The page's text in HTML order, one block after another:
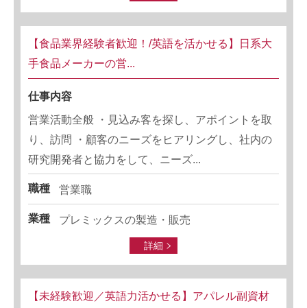
【食品業界経験者歓迎！/英語を活かせる】日系大
手食品メーカーの営...
仕事内容
営業活動全般 ・見込み客を探し、アポイントを取
り、訪問 ・顧客のニーズをヒアリングし、社内の
研究開発者と協力をして、ニーズ...
職種 営業職
業種 プレミックスの製造・販売
詳細
【未経験歓迎／英語力活かせる】アパレル副資材